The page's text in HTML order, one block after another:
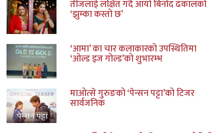
तीजलाई लक्षित गर्दै आयो बिनोद ढकालको
‘झुम्का कस्तो छ’
‘आमा’ का चार कलाकारको उपस्थितिमा
‘ओल्ड इज गोल्ड’को शुभारम्भ
माओत्से गुरुङको ‘पेन्सन पट्टा’को टिजर
सार्वजनिक